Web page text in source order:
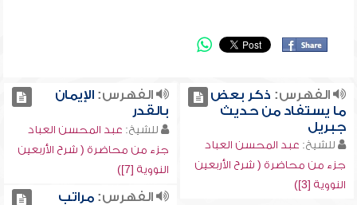
الفهرس: ذكر بعض
ما يستفاد من حديث
جبريل
للشيخ: عبد المحسن العباد
جزء من محاضرة ( شرح الأربعين
النووية [3])
الفهرس:الإيمان
بالقدر
للشيخ: عبد المحسن العباد
جزء من محاضرة ( شرح الأربعين
النووية [7])
الفهرس:مراتب